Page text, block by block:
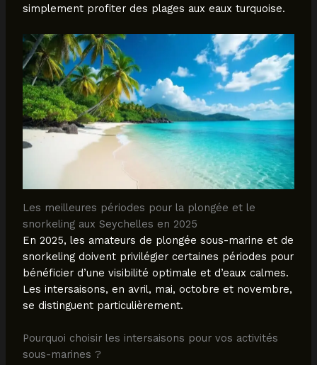
simplement profiter des plages aux eaux turquoise.
Les meilleures périodes pour la plongée et le
snorkeling aux Seychelles en 2025
En 2025, les amateurs de plongée sous-marine et de
snorkeling doivent privilégier certaines périodes pour
bénéficier d’une visibilité optimale et d’eaux calmes.
Les intersaisons, en avril, mai, octobre et novembre,
se distinguent particulièrement.
Pourquoi choisir les intersaisons pour vos activités
sous-marines ?